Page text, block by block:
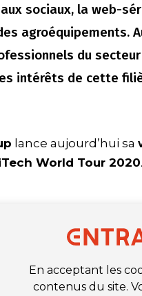
sociaux, la web-
agroéquipements.
du
intérêts de cette
lance aujourd’hui sa
World Tour 2020
En acceptant les
contenus du site.